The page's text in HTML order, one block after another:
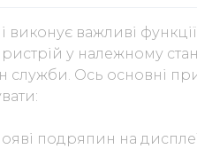
важливі функції,
у належному
служби. Ось основні
подряпин на